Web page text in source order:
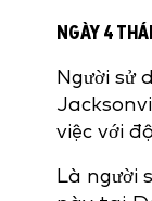
NGÀY 4
Người sử
việc với
Là người